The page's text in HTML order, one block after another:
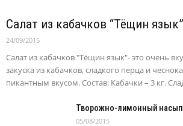
Салат из кабачков “Тёщин язык”
24/09/2015
Салат из кабачков "Тёщин язык"- это очень
закуска из кабачков, сладкого перца и
пикантным вкусом. Состав: Кабачки – 3 кг.
Творожно-лимонный
05/08/2015